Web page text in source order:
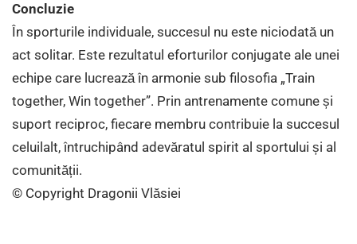
Concluzie
În sporturile individuale, succesul nu este niciodată un
act solitar. Este rezultatul eforturilor conjugate ale unei
echipe care lucrează în armonie sub filosofia „Train
together, Win together”. Prin antrenamente comune și
suport reciproc, fiecare membru contribuie la succesul
celuilalt, întruchipând adevăratul spirit al sportului și al
comunității.
© Copyright Dragonii Vlăsiei